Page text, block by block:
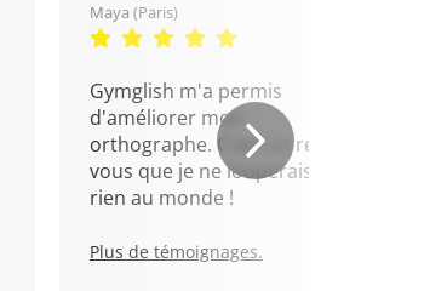
Maya (Paris)
Gymglish m'a permis
d'améliorer mon
orthographe. C'est un rendez-
vous que je ne louperais pour
rien au monde !
Plus de témoignages.